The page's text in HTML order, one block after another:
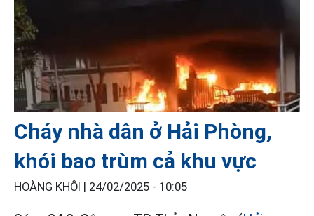
Cháy nhà dân ở Hải Phòng,
khói bao trùm cả khu vực
HOÀNG KHÔI | 24/02/2025 - 10:05